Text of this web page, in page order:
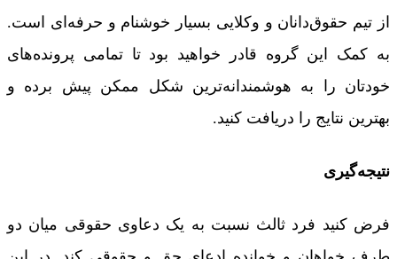
از تیم حقوق‌دانان و وکلایی بسیار خوشنام و حرفه‌ای است.
به کمک این گروه قادر خواهید بود تا تمامی پرونده‌های
خودتان را به هوشمندانه‌ترین شکل ممکن پیش برده و
بهترین نتایج را دریافت کنید.
نتیجه‌گیری
فرض کنید فرد ثالث نسبت به یک دعاوی حقوقی میان دو